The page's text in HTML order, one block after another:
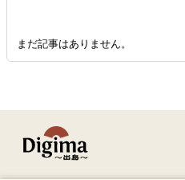
まだ記事はありません。